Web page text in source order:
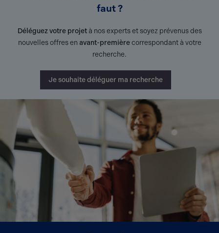
faut ?
Déléguez votre projetà nos experts et soyez prévenus des
nouvelles offres en avant-premièrecorrespondant à votre
recherche.
Je souhaite déléguer ma recherche